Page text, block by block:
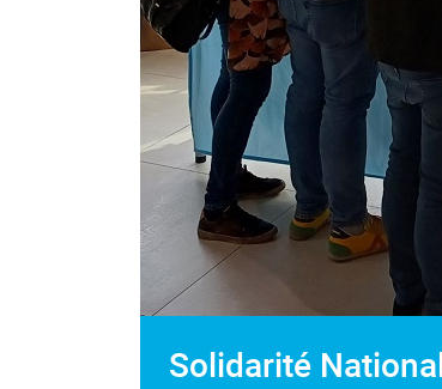
Solidarité